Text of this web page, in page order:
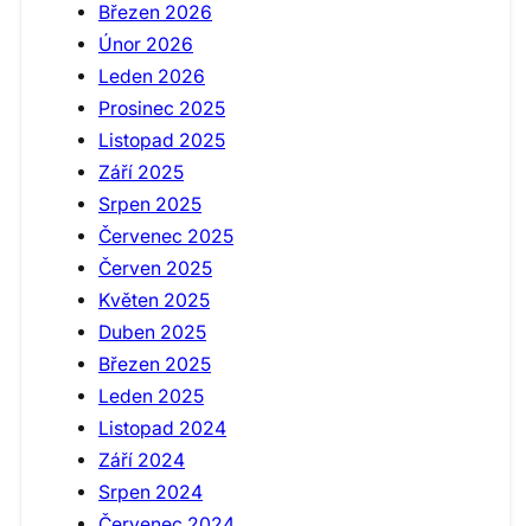
Březen 2026
Únor 2026
Leden 2026
Prosinec 2025
Listopad 2025
Září 2025
Srpen 2025
Červenec 2025
Červen 2025
Květen 2025
Duben 2025
Březen 2025
Leden 2025
Listopad 2024
Září 2024
Srpen 2024